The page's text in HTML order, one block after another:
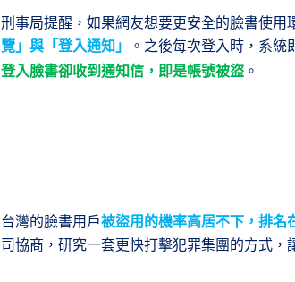
刑事局提醒，如果網友想要更安全的臉書使
覽」與「登入通知」
。之後每次登入時，系
登入臉書卻收到通知信，即是帳號被盜 。
台灣的臉書用戶被盜用的機率高居不下，排名
司協商，研究一套更快打擊犯罪集團的方式，